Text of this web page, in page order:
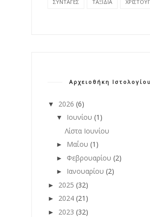
ΣΥΝΤΑΓΕΣ ΤΑΞΙΔΙΑ
Αρχειοθήκη Ιστολογίου
▼ 2026 (6)
▼ Ιουνίου (1)
Λίστα Ιουνίου
► Μαΐου (1)
► Φεβρουαρίου (2)
► Ιανουαρίου (2)
► 2025 (32)
► 2024 (21)
► 2023 (32)